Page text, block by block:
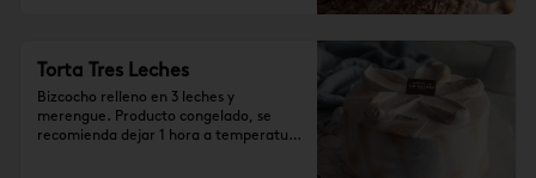
Torta Tres Leches
Bizcocho relleno en 3 leches y
merengue. Producto congelado, se
recomienda dejar 1 hora a temperatura